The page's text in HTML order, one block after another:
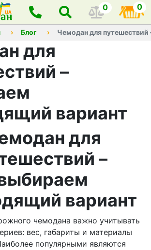
0 0
Блог Чемодан для
для
–
вариант
для
–
вариант
чемодана важно учитывать
вес, габариты и материалы
популярными являются